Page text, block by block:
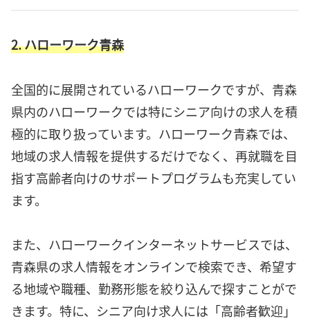
2. ハローワーク青森
全国的に展開されているハローワークですが、青森
県内のハローワークでは特にシニア向けの求人を積
極的に取り扱っています。ハローワーク青森では、
地域の求人情報を提供するだけでなく、再就職を目
指す高齢者向けのサポートプログラムも充実してい
ます。
また、ハローワークインターネットサービスでは、
青森県の求人情報をオンラインで検索でき、希望す
る地域や職種、勤務形態を絞り込んで探すことがで
きます。特に、シニア向け求人には「高齢者歓迎」